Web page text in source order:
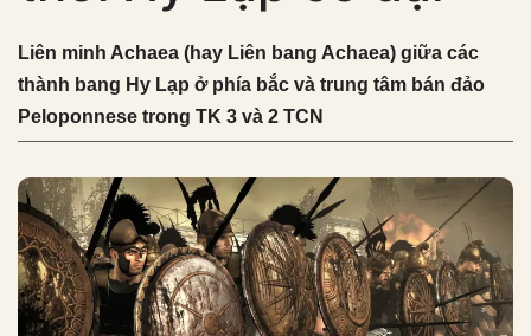
Liên minh Achaea (hay Liên bang Achaea) giữa các
thành bang Hy Lạp ở phía bắc và trung tâm bán đảo
Peloponnese trong TK 3 và 2 TCN